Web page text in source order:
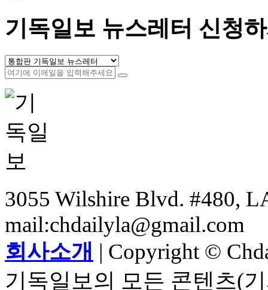
기독일보 뉴스레터 신청
3055 Wilshire Blvd. #480,
mail:chdailyla@gmail.com
회사소개 | Copyright ©
기독일보의 모든 콘텐츠(